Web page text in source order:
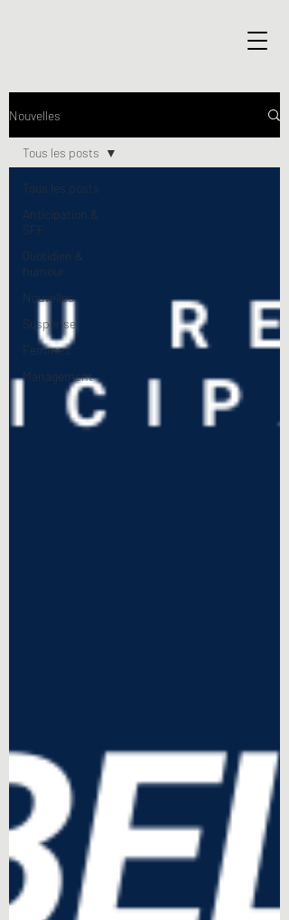
Nouvelles
Tous les posts
Anticipation &
SFF
Quotidien &
humour
Nouvelles
Suspense
Femmes
Management
Tous les posts